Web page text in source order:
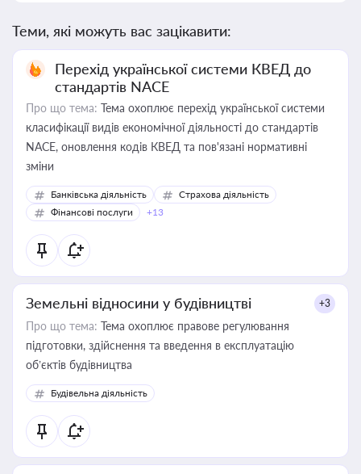
Теми, які можуть вас зацікавити:
Перехід української системи КВЕД до
стандартів NACE
Про що тема: Тема охоплює перехід української системи
класифікації видів економічної діяльності до стандартів
NACE, оновлення кодів КВЕД та пов'язані нормативні
зміни
Банківська діяльність
Страхова діяльність
Фінансові послуги
+13
Земельні відносини у будівництві +3
Про що тема: Тема охоплює правове регулювання
підготовки, здійснення та введення в експлуатацію
об’єктів будівництва
Будівельна діяльність